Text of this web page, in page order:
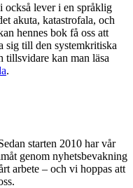
lever i en språklig
akuta, katastrofala, och
hennes bok få oss att
sig till den systemkritiska
tillsvidare kan man läsa
.
starten 2010 har vår
genom nyhetsbevakning
arbete – och vi hoppas att